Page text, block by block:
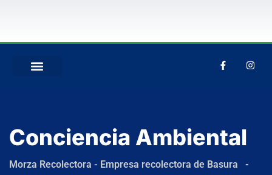
Conciencia Ambiental
Morza Recolectora - Empresa recolectora de Basura
-